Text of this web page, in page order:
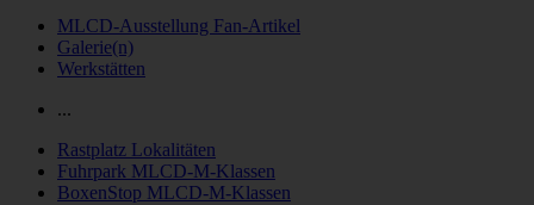
MLCD-Ausstellung Fan-Artikel
Galerie(n)
Werkstätten
...
Rastplatz Lokalitäten
Fuhrpark MLCD-M-Klassen
BoxenStop MLCD-M-Klassen